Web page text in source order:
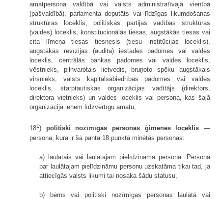
amatpersona valdībā vai valsts administratīvajā vienībā
(pašvaldībā), parlamenta deputāts vai līdzīgas likumdošanas
struktūras loceklis, politiskās partijas vadības struktūras
(valdes) loceklis, konstitucionālās tiesas, augstākās tiesas vai
cita līmeņa tiesas tiesnesis (tiesu institūcijas loceklis),
augstākās revīzijas (audita) iestādes padomes vai valdes
loceklis, centrālās bankas padomes vai valdes loceklis,
vēstnieks, pilnvarotais lietvedis, bruņoto spēku augstākais
virsnieks, valsts kapitālsabiedrības padomes vai valdes
loceklis, starptautiskas organizācijas vadītājs (direktors,
direktora vietnieks) un valdes loceklis vai persona, kas šajā
organizācijā ieņem līdzvērtīgu amatu;
181 ) politiski nozīmīgas personas ģimenes loceklis —
persona, kura ir šā panta 18.punktā minētās personas:
a) laulātais vai laulātajam pielīdzināma persona. Persona
par laulātajam pielīdzināmu personu uzskatāma tikai tad, ja
attiecīgās valsts likumi tai nosaka šādu statusu,
b) bērns vai politiski nozīmīgas personas laulātā vai